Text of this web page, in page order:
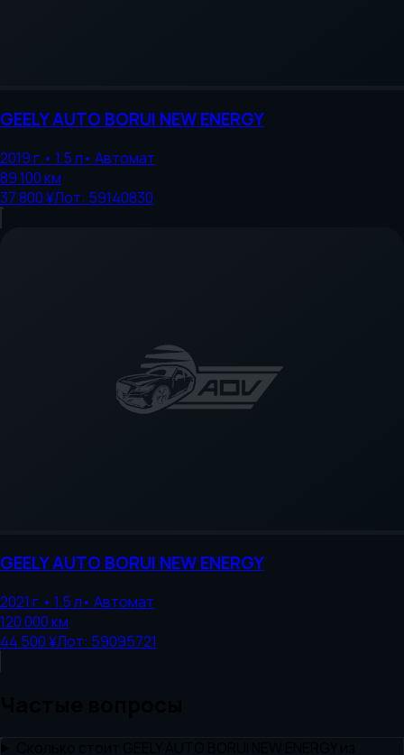
GEELY AUTO BORUI NEW ENERGY
2019г.• 1.5л• Автомат
89 100км
37 800 ¥Лот: 59140830
GEELY AUTO BORUI NEW ENERGY
2021 г.• 1.5л• Автомат
120 000км
44 500 ¥Лот: 59095721